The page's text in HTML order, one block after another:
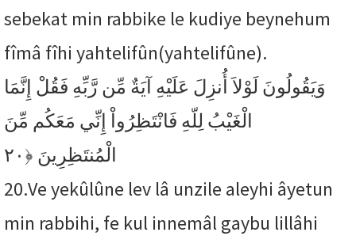
sebekat min rabbike le kudiye beynehum
fîmâ fîhi yahtelifûn(yahtelifûne).
وَيَقُولُونَ لَوْلاَ أُنزِلَ عَلَيْهِ آيَةٌ مِّن رَّبِّهِ فَقُلْ إِنَّمَا
الْغَيْبُ لِلّهِ فَانْتَظِرُواْ إِنِّي مَعَكُم مِّنَ
الْمُنتَظِرِينَ ﴿٢٠
20.Ve yekûlûne lev lâ unzile aleyhi âyetun
min rabbihi, fe kul innemâl gaybu lillâhi